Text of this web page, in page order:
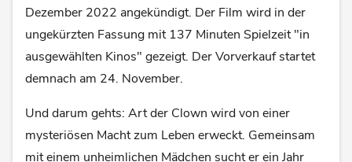
Dezember 2022 angekündigt. Der Film wird in der
ungekürzten Fassung mit 137 Minuten Spielzeit "in
ausgewählten Kinos" gezeigt. Der Vorverkauf startet
demnach am 24. November.
Und darum gehts: Art der Clown wird von einer
mysteriösen Macht zum Leben erweckt. Gemeinsam
mit einem unheimlichen Mädchen sucht er ein Jahr